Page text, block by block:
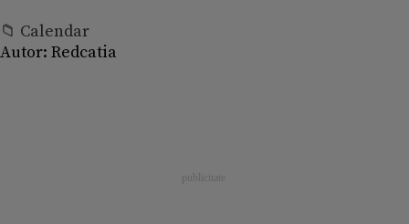
📁 Calendar
Autor: Redcatia